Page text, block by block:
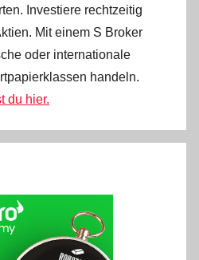
Investiere rechtzeitig
Mit einem S Broker
oder internationale
handeln.
du hier.